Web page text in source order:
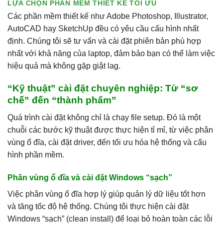
LỰA CHỌN PHẦN MỀM THIẾT KẾ TỐI ƯU
Các phần mềm thiết kế như Adobe Photoshop, Illustrator,
AutoCAD hay SketchUp đều có yêu cầu cấu hình nhất
định. Chúng tôi sẽ tư vấn và cài đặt phiên bản phù hợp
nhất với khả năng của laptop, đảm bảo bạn có thể làm việc
hiệu quả mà không gặp giật lag.
“Kỹ thuật” cài đặt chuyên nghiệp: Từ “sơ
chế” đến “thành phẩm”
Quá trình cài đặt không chỉ là chạy file setup. Đó là một
chuỗi các bước kỹ thuật được thực hiện tỉ mỉ, từ việc phân
vùng ổ đĩa, cài đặt driver, đến tối ưu hóa hệ thống và cấu
hình phần mềm.
Phân vùng ổ đĩa và cài đặt Windows “sạch”
Việc phân vùng ổ đĩa hợp lý giúp quản lý dữ liệu tốt hơn
và tăng tốc độ hệ thống. Chúng tôi thực hiện cài đặt
Windows “sạch” (clean install) để loại bỏ hoàn toàn các lỗi